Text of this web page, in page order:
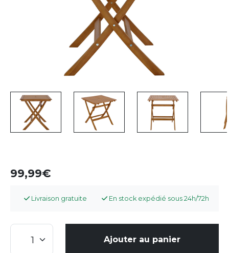
99,99
Livraison gratuite En stock expédié sous 24h/72h
Ajouter au panier